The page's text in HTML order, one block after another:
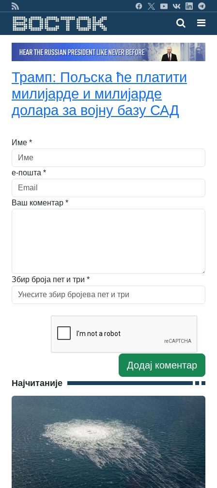
Трамп: Пољска ће платити
милијарде и милијарде
долара за војну базу САД
Име *
е-пошта *
Ваш коментар *
Збир броја пет и три *
Најчитаније